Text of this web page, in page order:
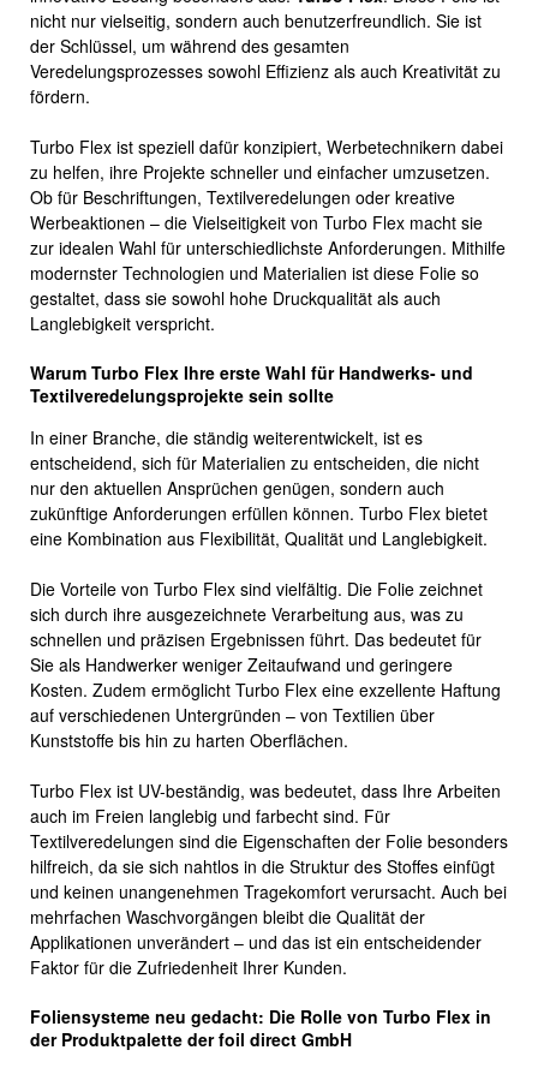
nicht nur vielseitig, sondern auch benutzerfreundlich. Sie ist
der Schlüssel, um während des gesamten
Veredelungsprozesses sowohl Effizienz als auch Kreativität zu
fördern.
Turbo Flex ist speziell dafür konzipiert, Werbetechnikern dabei
zu helfen, ihre Projekte schneller und einfacher umzusetzen.
Ob für Beschriftungen, Textilveredelungen oder kreative
Werbeaktionen – die Vielseitigkeit von Turbo Flex macht sie
zur idealen Wahl für unterschiedlichste Anforderungen. Mithilfe
modernster Technologien und Materialien ist diese Folie so
gestaltet, dass sie sowohl hohe Druckqualität als auch
Langlebigkeit verspricht.
Warum Turbo Flex Ihre erste Wahl für Handwerks- und
Textilveredelungsprojekte sein sollte
In einer Branche, die ständig weiterentwickelt, ist es
entscheidend, sich für Materialien zu entscheiden, die nicht
nur den aktuellen Ansprüchen genügen, sondern auch
zukünftige Anforderungen erfüllen können. Turbo Flex bietet
eine Kombination aus Flexibilität, Qualität und Langlebigkeit.
Die Vorteile von Turbo Flex sind vielfältig. Die Folie zeichnet
sich durch ihre ausgezeichnete Verarbeitung aus, was zu
schnellen und präzisen Ergebnissen führt. Das bedeutet für
Sie als Handwerker weniger Zeitaufwand und geringere
Kosten. Zudem ermöglicht Turbo Flex eine exzellente Haftung
auf verschiedenen Untergründen – von Textilien über
Kunststoffe bis hin zu harten Oberflächen.
Turbo Flex ist UV-beständig, was bedeutet, dass Ihre Arbeiten
auch im Freien langlebig und farbecht sind. Für
Textilveredelungen sind die Eigenschaften der Folie besonders
hilfreich, da sie sich nahtlos in die Struktur des Stoffes einfügt
und keinen unangenehmen Tragekomfort verursacht. Auch bei
mehrfachen Waschvorgängen bleibt die Qualität der
Applikationen unverändert – und das ist ein entscheidender
Faktor für die Zufriedenheit Ihrer Kunden.
Foliensysteme neu gedacht: Die Rolle von Turbo Flex in
der Produktpalette der foil direct GmbH